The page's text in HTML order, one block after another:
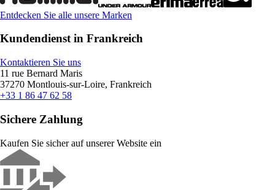
Entdecken Sie alle unsere Marken
Kundendienst in Frankreich
Kontaktieren Sie uns
11 rue Bernard Maris
37270 Montlouis-sur-Loire, Frankreich
+33 1 86 47 62 58
Sichere Zahlung
Kaufen Sie sicher auf unserer Website ein